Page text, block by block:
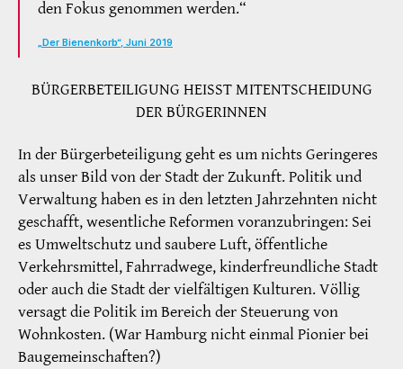
den Fokus genommen werden.“
„Der Bienenkorb“, Juni 2019
BÜRGERBETEILIGUNG HEISST MITENTSCHEIDUNG
DER BÜRGERINNEN
In der Bürgerbeteiligung geht es um nichts Geringeres
als unser Bild von der Stadt der Zukunft. Politik und
Verwaltung haben es in den letzten Jahrzehnten nicht
geschafft, wesentliche Reformen voranzubringen: Sei
es Umweltschutz und saubere Luft, öffentliche
Verkehrsmittel, Fahrradwege, kinderfreundliche Stadt
oder auch die Stadt der vielfältigen Kulturen. Völlig
versagt die Politik im Bereich der Steuerung von
Wohnkosten. (War Hamburg nicht einmal Pionier bei
Baugemeinschaften?)